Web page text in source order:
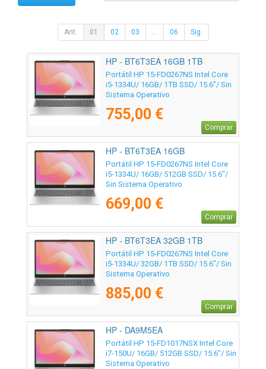
Ant. 01 02 03 ... 06 Sig.
HP - BT6T3EA 16GB 1TB
Portátil HP 15-FD0267NS Intel Core
i5-1334U/ 16GB/ 1TB SSD/ 15.6"/ Sin
Sistema Operativo
755,00 €
Comprar
HP - BT6T3EA 16GB
Portátil HP 15-FD0267NS Intel Core
i5-1334U/ 16GB/ 512GB SSD/ 15.6"/
Sin Sistema Operativo
669,00 €
Comprar
HP - BT6T3EA 32GB 1TB
Portátil HP 15-FD0267NS Intel Core
i5-1334U/ 32GB/ 1TB SSD/ 15.6"/ Sin
Sistema Operativo
885,00 €
Comprar
HP - DA9M5EA
Portátil HP 15-FD1017NSX Intel Core
i7-150U/ 16GB/ 512GB SSD/ 15.6"/ Sin
Sistema Operativo